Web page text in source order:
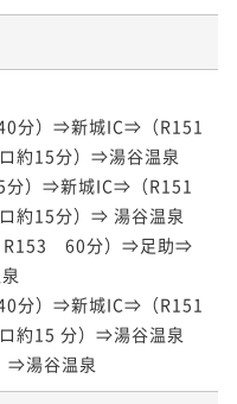
分）⇒新城IC⇒（R151
約15分）⇒湯谷温泉
）⇒新城IC⇒（R151
約15分）⇒ 湯谷温泉
　60分）⇒足助⇒
分）⇒新城IC⇒（R151
約15 分）⇒湯谷温泉
⇒湯谷温泉